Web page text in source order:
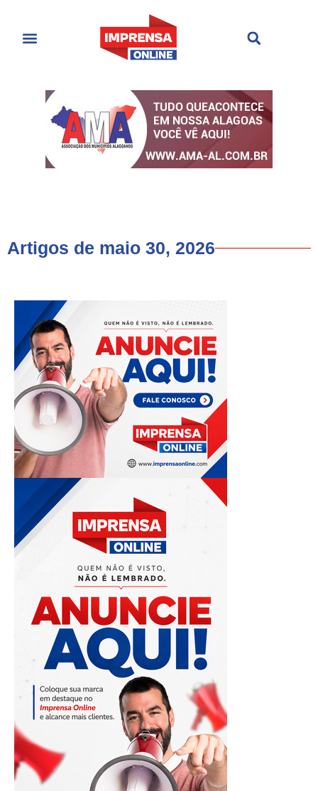
Artigos de maio 30, 2026